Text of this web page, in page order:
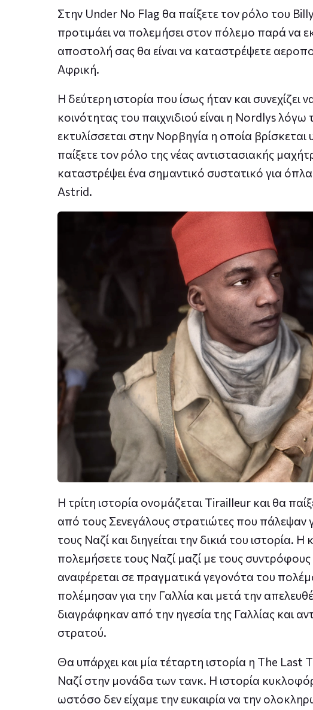
Στην Under No Flag θα παίξετε τον ρόλο του
προτιμάει να πολεμήσει στον πόλεμο παρά να
αποστολή σας θα είναι να καταστρέψετε
Αφρική.
Η δεύτερη ιστορία που ίσως ήταν και συνεχίζει
κοινότητας του παιχνιδιού είναι η Nordlys λόγω
εκτυλίσσεται στην Νορβηγία η οποία
παίξετε τον ρόλο της νέας αντιστασιακής
καταστρέψει ένα σημαντικό συστατικό για
Astrid.
H τρίτη ιστορία ονομάζεται Tirailleur και θα
από τους Σενεγάλους στρατιώτες που πάλεψαν
τους Ναζί και διηγείται την δικιά του ιστορία.
πολεμήσετε τους Ναζί μαζί με τους
αναφέρεται σε πραγματικά γεγονότα του
πολέμησαν για την Γαλλία και μετά την
διαγράφηκαν από την ηγεσία της Γαλλίας και
στρατού.
Θα υπάρχει και μία τέταρτη ιστορία η The Last
Ναζί στην μονάδα των τανκ. Η ιστορία
ωστόσο δεν είχαμε την ευκαιρία να την